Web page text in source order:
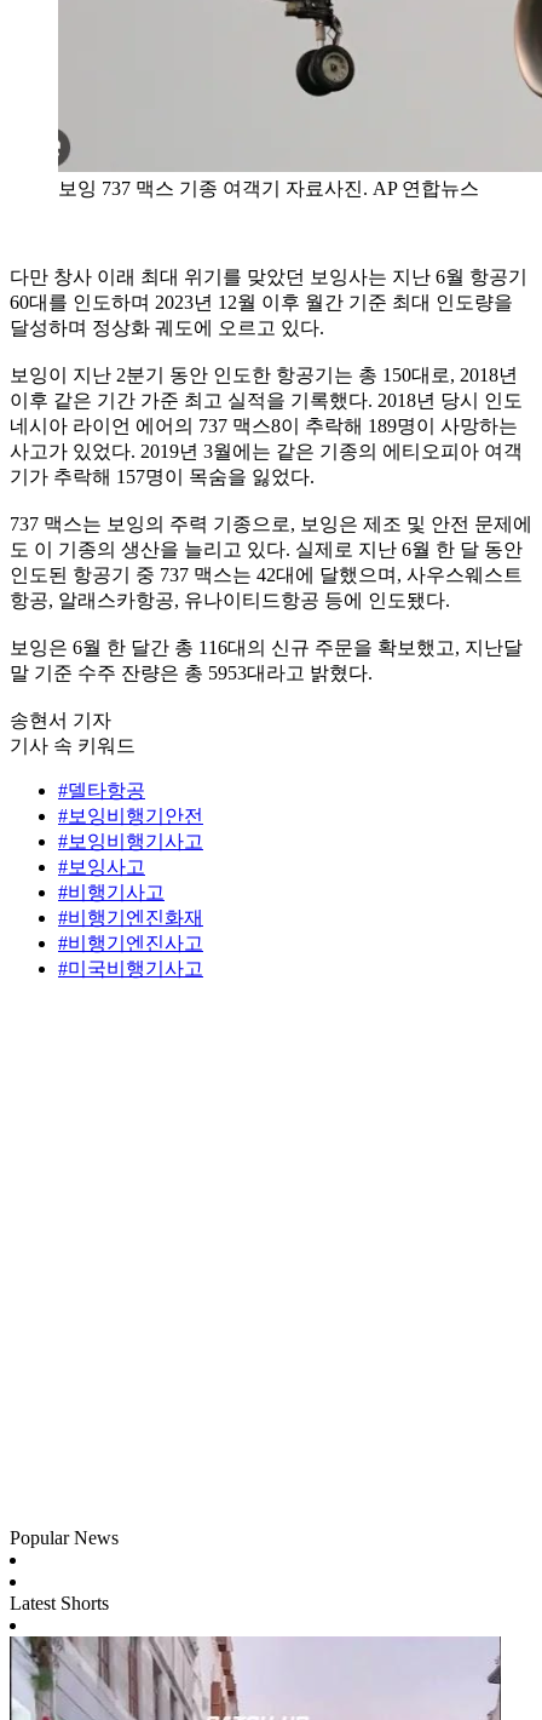
보잉 737 맥스 기종 여객기 자료사진. AP 연합뉴스
다만 창사 이래 최대 위기를 맞았던 보잉사는 지난 6월 항공기
60대를 인도하며 2023년 12월 이후 월간 기준 최대 인도량을
달성하며 정상화 궤도에 오르고 있다.
보잉이 지난 2분기 동안 인도한 항공기는 총 150대로, 2018년
이후 같은 기간 가준 최고 실적을 기록했다. 2018년 당시 인도
네시아 라이언 에어의 737 맥스8이 추락해 189명이 사망하는
사고가 있었다. 2019년 3월에는 같은 기종의 에티오피아 여객
기가 추락해 157명이 목숨을 잃었다.
737 맥스는 보잉의 주력 기종으로, 보잉은 제조 및 안전 문제에
도 이 기종의 생산을 늘리고 있다. 실제로 지난 6월 한 달 동안
인도된 항공기 중 737 맥스는 42대에 달했으며, 사우스웨스트
항공, 알래스카항공, 유나이티드항공 등에 인도됐다.
보잉은 6월 한 달간 총 116대의 신규 주문을 확보했고, 지난달
말 기준 수주 잔량은 총 5953대라고 밝혔다.
송현서 기자
기사 속 키워드
#델타항공
#보잉비행기안전
#보잉비행기사고
#보잉사고
#비행기사고
#비행기엔진화재
#비행기엔진사고
#미국비행기사고
Popular News
Latest Shorts